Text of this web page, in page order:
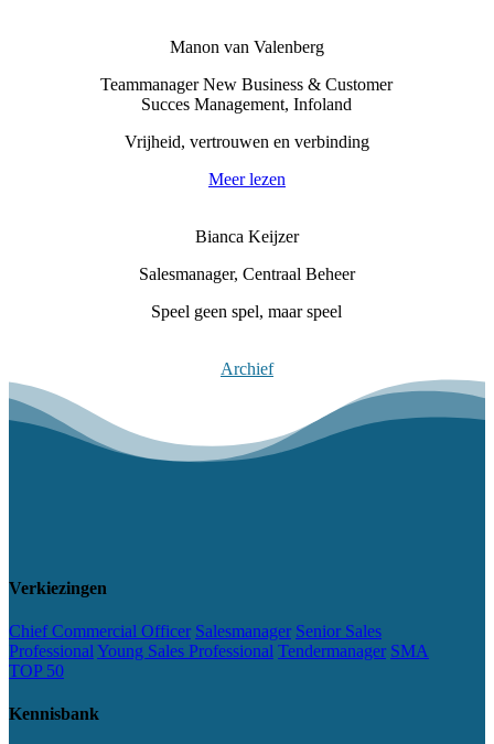
Manon van Valenberg
Teammanager New Business & Customer
Succes Management, Infoland
Vrijheid, vertrouwen en verbinding
Meer lezen
Bianca Keijzer
Salesmanager, Centraal Beheer
Speel geen spel, maar speel
Archief
Verkiezingen
Chief Commercial Officer Salesmanager Senior Sales
Professional Young Sales Professional Tendermanager SMA
TOP 50
Kennisbank